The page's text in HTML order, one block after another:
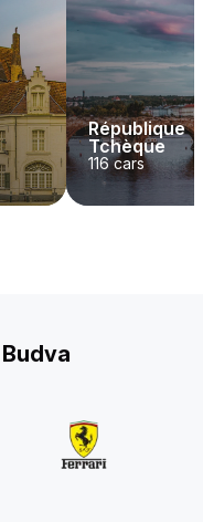
République
Tchèque
116cars